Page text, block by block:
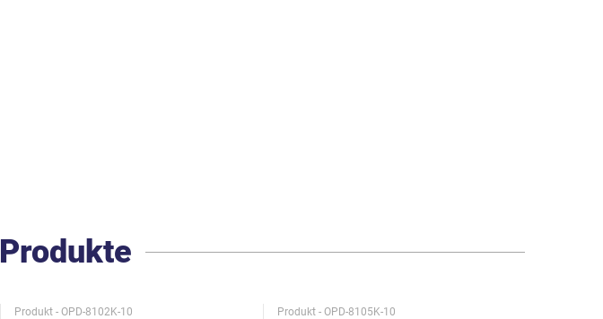
Produkte
Produkt - OPD-8102K-10 Produkt - OPD-8105K-10